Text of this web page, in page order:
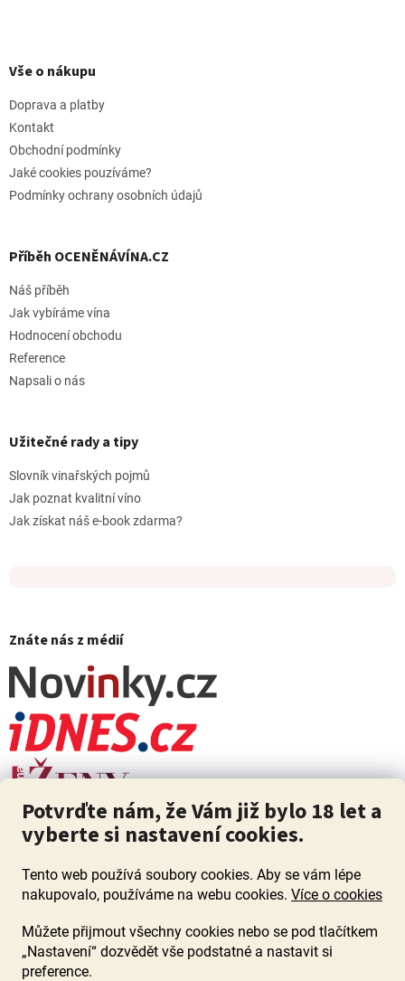
Potvrďte nám, že Vám již bylo 18 let a
vyberte si nastavení cookies.
Tento web používá soubory cookies. Aby se vám lépe
nakupovalo, používáme na webu cookies. Více o cookies
Můžete přijmout všechny cookies nebo se pod tlačítkem
„Nastavení“ dozvědět vše podstatné a nastavit si
preference.
pVše o nákupu
Doprava a platby
Kontakt
Obchodní podmínky
Jaké cookies pouzíváme?
Podmínky ochrany osobních údajů
Příběh OCENĚNÁVÍNA.CZ
Náš příběh
Jak vybíráme vína
Hodnocení obchodu
Reference
Napsali o nás
Užitečné rady a tipy
Slovník vinařských pojmů
Jak poznat kvalitní víno
Jak získat náš e-book zdarma?
Znáte nás z médií
ZÁKAZ PRODEJE ALKOHOLU OSOBÁM MLADŠÍM 18 LET. Pijte s
mírou i když pijete s Mírou.